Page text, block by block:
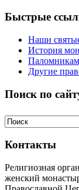
Быстрые
Наши
История
Паломникам
Другие
Поиск по
Контакты
Религиозная
женский